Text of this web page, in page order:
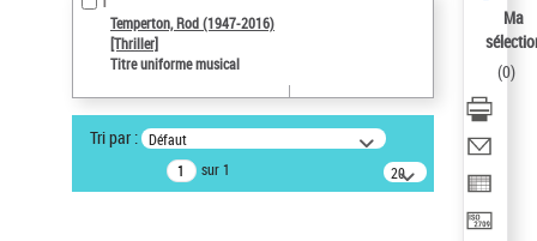
Temperton, Rod (1947-2016)
Type de notice d'autorité
Type de notice d'autorité
Temperton, Rod (1947-2016)
[Thriller]
Titre uniforme musical
Tri par : Défaut
sur 1
20
résultats/page
Ma
(0)